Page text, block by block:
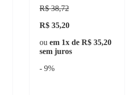
R$ 38,72
R$ 35,20
ou em 1x de R$ 35,20
sem juros
- 9%